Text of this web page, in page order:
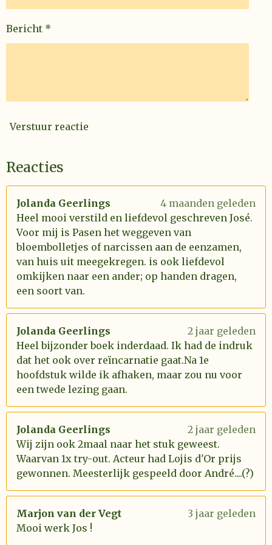
Bericht *
Verstuur reactie
Reacties
Jolanda Geerlings
4 maanden geleden
Heel mooi verstild en liefdevol geschreven José.
Voor mij is Pasen het weggeven van
bloembolletjes of narcissen aan de eenzamen,
van huis uit meegekregen. is ook liefdevol
omkijken naar een ander; op handen dragen,
een soort van.
Jolanda Geerlings
2 jaar geleden
Heel bijzonder boek inderdaad. Ik had de indruk
dat het ook over reïncarnatie gaat.Na 1e
hoofdstuk wilde ik afhaken, maar zou nu voor
een twede lezing gaan.
Jolanda Geerlings
2 jaar geleden
Wij zijn ook 2maal naar het stuk geweest.
Waarvan 1x try-out. Acteur had Lojis d'Or prijs
gewonnen. Meesterlijk gespeeld door André....(?)
Marjon van der Vegt
3 jaar geleden
Mooi werk Jos !